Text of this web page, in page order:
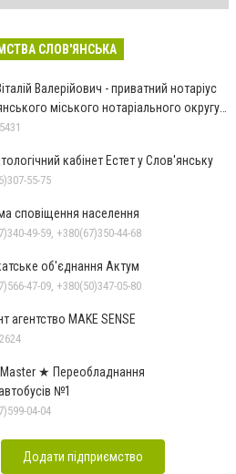
СЛОВ'ЯНСЬКА
Валерійович - приватний нотаріус
міського нотаріального округу
кабінет Естет у Слов'янську
55-75
сповіщення населення
49-59, +380(67)350-44-68
об'єднання Актум
47-09, +380(50)347-05-80
агентство MAKE SENSE
★ Переобладнання
№1
04-04
Додати підприємство